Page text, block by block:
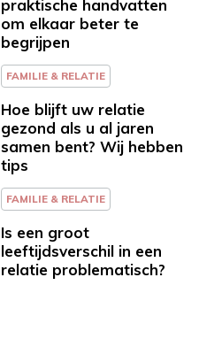
praktische handvatten
om elkaar beter te
begrijpen
FAMILIE & RELATIE
Hoe blijft uw relatie
gezond als u al jaren
samen bent? Wij hebben
tips
FAMILIE & RELATIE
Is een groot
leeftijdsverschil in een
relatie problematisch?